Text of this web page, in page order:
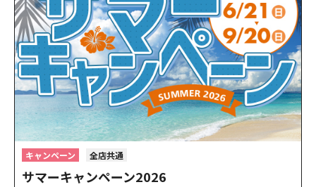
キャンペーン 全店共通
サマーキャンペーン2026